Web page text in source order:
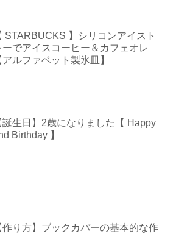
STARBUCKS 】シリコンアイスト
ーでアイスコーヒー＆カフェオレ
アルファベット製氷皿】
誕生日】2歳になりました【 Happy
Birthday 】
作り方】ブックカバーの基本的な作